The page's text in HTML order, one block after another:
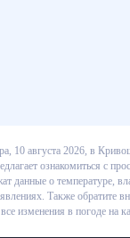
10 августа 2026,
погода предлагает
которые содержат
и данные о других
прогноз,